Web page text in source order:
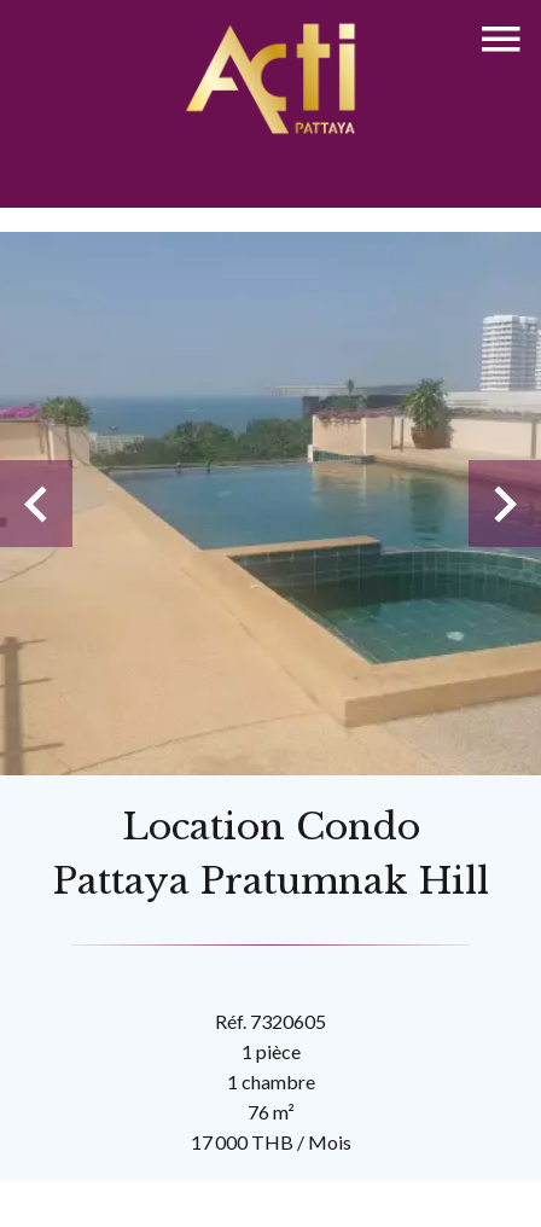
Location Condo
Pattaya Pratumnak Hill
Réf. 7320605
1 pièce
1 chambre
76 m²
17 000 THB / Mois